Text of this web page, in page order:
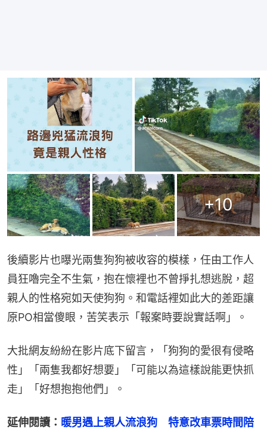
+10
後續影片也曝光兩隻狗狗被收容的模樣，任由工作人
員狂嚕完全不生氣，抱在懷裡也不曾掙扎想逃脫，超
親人的性格宛如天使狗狗。和電話裡如此大的差距讓
原PO相當傻眼，苦笑表示「報案時要說實話啊」。
大批網友紛紛在影片底下留言，「狗狗的愛很有侵略
性」「兩隻我都好想要」「可能以為這樣說能更快抓
走」「好想抱抱他們」。
延伸閱讀： 暖男遇上親人流浪狗　特意改車票時間陪